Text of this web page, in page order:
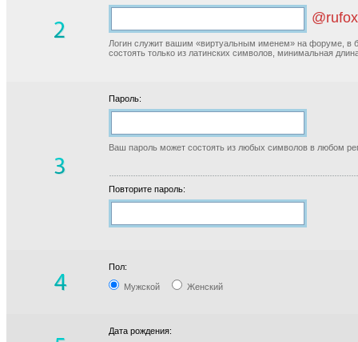
Логин служит вашим «виртуальным именем» на форуме, в
состоять только из латинских символов, минимальная
Пароль:
Ваш пароль может состоять из любых символов в любом
Повторите пароль:
Пол:
Мужской Женский
Дата рождения: